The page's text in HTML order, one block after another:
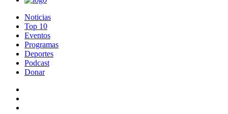
Noticias
Top 10
Eventos
Programas
Deportes
Podcast
Donar